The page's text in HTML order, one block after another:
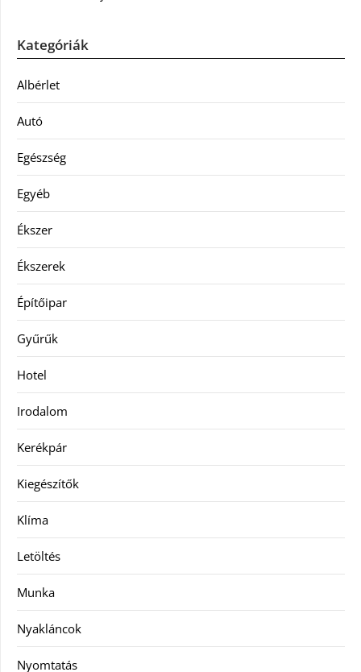
Kategóriák
Albérlet
Autó
Egészség
Egyéb
Ékszer
Ékszerek
Építőipar
Gyűrűk
Hotel
Irodalom
Kerékpár
Kiegészítők
Klíma
Letöltés
Munka
Nyakláncok
Nyomtatás